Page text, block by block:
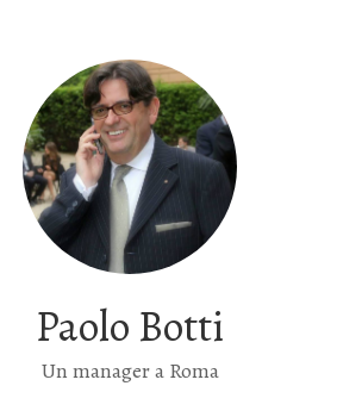
Paolo Botti
Un manager a Roma